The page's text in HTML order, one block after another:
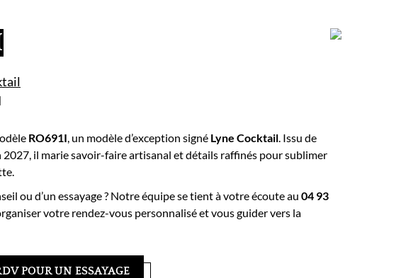
RO691I, un modèle d’exception signé Lyne Cocktail. Issu de
il marie savoir-faire artisanal et détails raffinés pour sublimer
ou d’un essayage ? Notre équipe se tient à votre écoute au 04 93
votre rendez-vous personnalisé et vous guider vers la
POUR UN ESSAYAGE